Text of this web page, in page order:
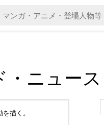
・ニュース
描く。